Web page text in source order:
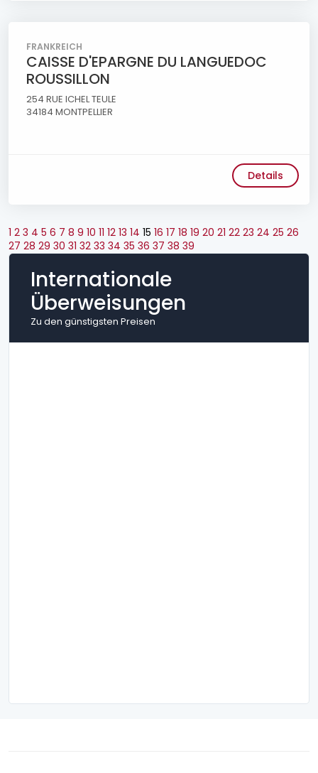
FRANKREICH
CAISSE D'EPARGNE DU LANGUEDOC
ROUSSILLON
254 RUE ICHEL TEULE
34184 MONTPELLIER
Details
1 2 3 4 5 6 7 8 9 10 11 12 13 14 15 16 17 18 19 20 21 22 23 24 25 26
27 28 29 30 31 32 33 34 35 36 37 38 39
Internationale
Überweisungen
Zu den günstigsten Preisen